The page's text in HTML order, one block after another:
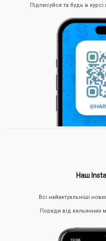
Підписуйся та будь в
Наш
Всі найактуальніші
Поради від кальянних